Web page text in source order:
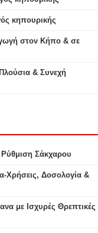
κηπουρικής
στον Κήπο & σε
& Συνεχή
Σάκχαρου
Χρήσεις, Δοσολογία &
με Ισχυρές Θρεπτικές